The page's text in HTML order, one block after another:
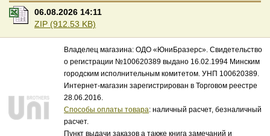
06.08.2026 14:11
ZIP (912.53 KB)
Владелец магазина: ОДО «ЮниБразерс». Свидетельство
о регистрации №100620389 выдано 16.02.1994 Минским
городским исполнительным комитетом. УНП 100620389.
Интернет-магазин зарегистрирован в Торговом реестре
28.06.2016.
Способы оплаты товара: наличный расчет, безналичный
расчет.
Пункт выдачи заказов а также книга замечаний и